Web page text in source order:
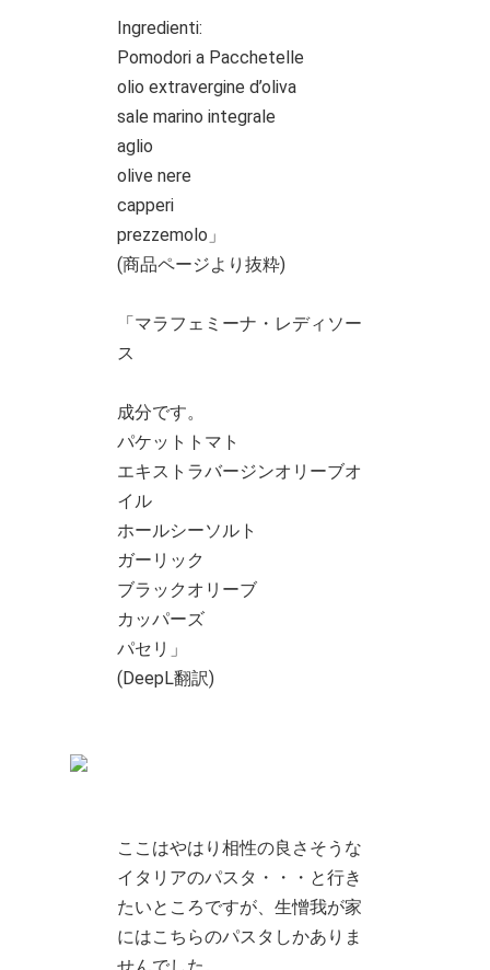
Ingredienti:
Pomodori a Pacchetelle
olio extravergine d’oliva
sale marino integrale
aglio
olive nere
capperi
prezzemolo」
(商品ページより抜粋)
「マラフェミーナ・レディソー
ス
成分です。
パケットトマト
エキストラバージンオリーブオ
イル
ホールシーソルト
ガーリック
ブラックオリーブ
カッパーズ
パセリ」
(DeepL翻訳)
ここはやはり相性の良さそうな
イタリアのパスタ・・・と行き
たいところですが、生憎我が家
にはこちらのパスタしかありま